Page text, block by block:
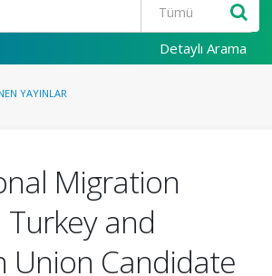
Detaylı Arama
YAYINLAR
Migration
and
Union Candidate